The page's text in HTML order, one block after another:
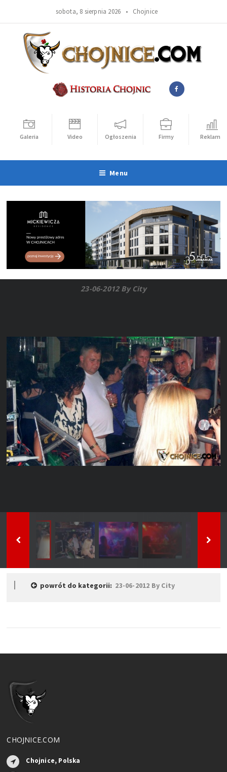
sobota, 8 sierpnia 2026 • Chojnice
Galeria Video Ogłoszenia Firmy Reklama
Menu
23-06-2012 By City
powrót do kategorii: 23-06-2012 By City
CHOJNICE.COM
Chojnice, Polska